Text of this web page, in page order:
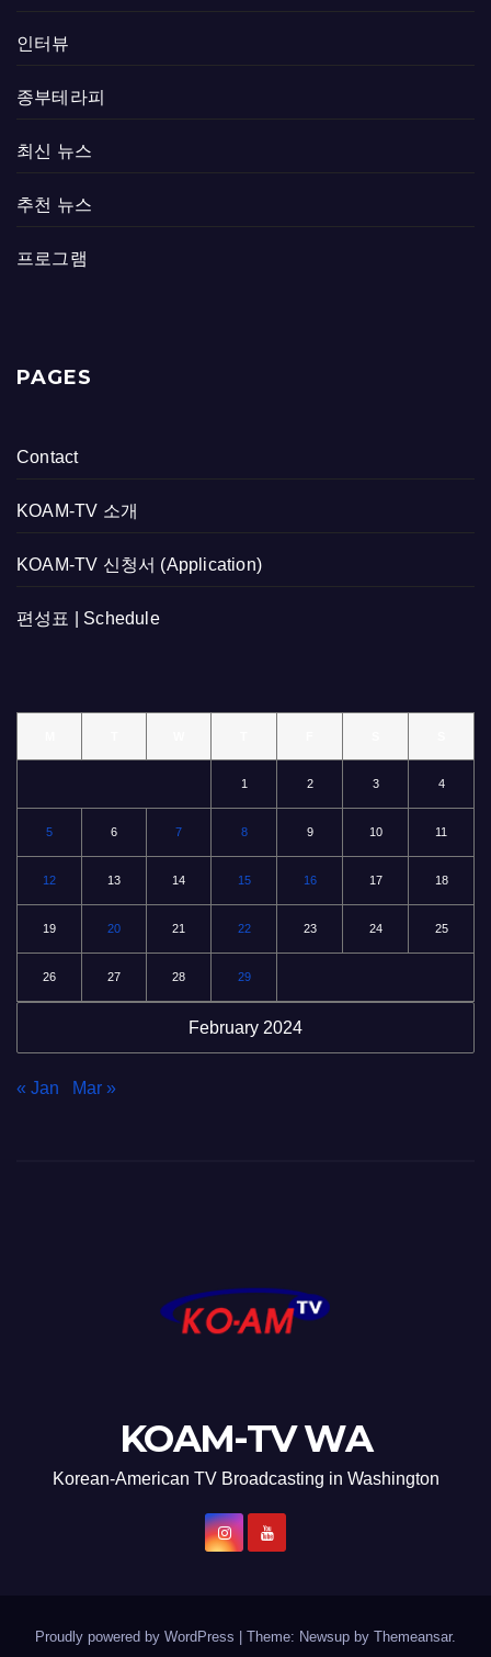
인터뷰
종부테라피
최신 뉴스
추천 뉴스
프로그램
PAGES
Contact
KOAM-TV 소개
KOAM-TV 신청서 (Application)
편성표 | Schedule
February 2024
1 2 3 4
5 6 7 8 9 10 11
12 13 14 15 16 17 18
19 20 21 22 23 24 25
26 27 28 29
« Jan Mar »
KOAM-TV WA
Korean-American TV Broadcasting in Washington
Proudly powered by WordPress | Theme: Newsup by Themeansar.